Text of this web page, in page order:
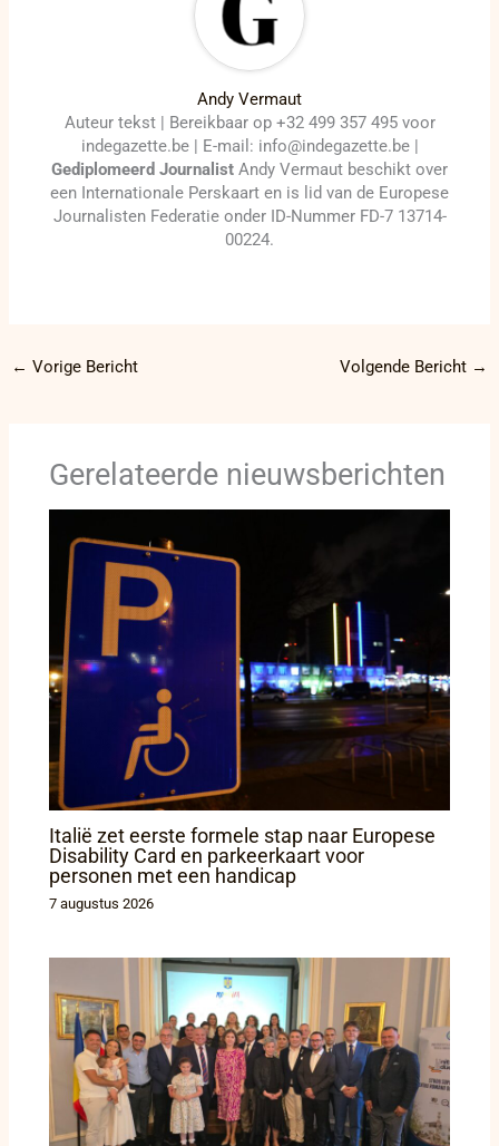
Andy Vermaut
Auteur tekst | Bereikbaar op +32 499 357 495 voor
indegazette.be | E-mail: info@indegazette.be |
Gediplomeerd Journalist Andy Vermaut beschikt over
een Internationale Perskaart en is lid van de Europese
Journalisten Federatie onder ID-Nummer FD-7 13714-
00224.
← Vorige Bericht Volgende Bericht →
Gerelateerde nieuwsberichten
Italië zet eerste formele stap naar Europese
Disability Card en parkeerkaart voor
personen met een handicap
7 augustus 2026